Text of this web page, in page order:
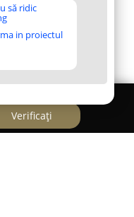
să ridic
in proiectul
Verificați